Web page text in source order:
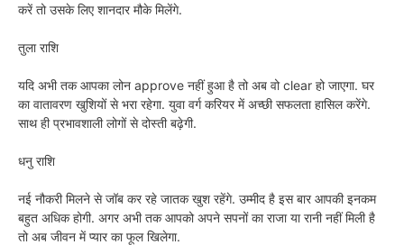
करें तो उसके लिए शानदार मौके मिलेंगे.
तुला राशि
यदि अभी तक आपका लोन approve नहीं हुआ है तो अब वो clear हो जाएगा. घर
का वातावरण खुशियों से भरा रहेगा. युवा वर्ग करियर में अच्छी सफलता हासिल करेंगे.
साथ ही प्रभावशाली लोगों से दोस्ती बढ़ेगी.
धनु राशि
नई नौकरी मिलने से जॉब कर रहे जातक खुश रहेंगे. उम्मीद है इस बार आपकी इनकम
बहुत अधिक होगी. अगर अभी तक आपको अपने सपनों का राजा या रानी नहीं मिली है
तो अब जीवन में प्यार का फूल खिलेगा.